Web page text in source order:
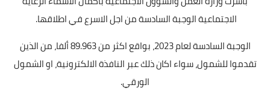
الاجتماعية الوجبة السادسة من اجل الاسرع في اطلاقها.
الوجبة السادسة لعام 2023، بواقع اكثر من 89.963 ألفا، من الذين
تقدموا للشمول، سواء اكان ذلك عبر النافذة الالكترونية، او الشمول
الورقي.